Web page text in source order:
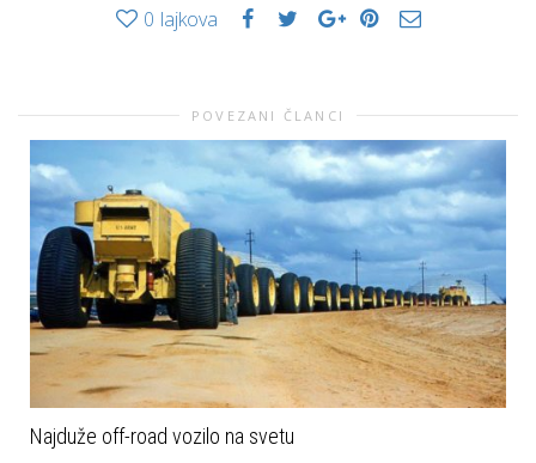
0 lajkova
POVEZANI ČLANCI
Najduže off-road vozilo na svetu